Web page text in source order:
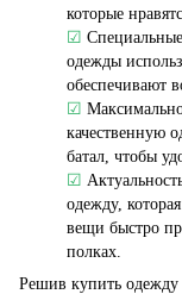
которые
☑
одежды
обеспечивают
☑
качественную
батал, чтобы
☑
одежду,
вещи быстро
полках.
Решив купить